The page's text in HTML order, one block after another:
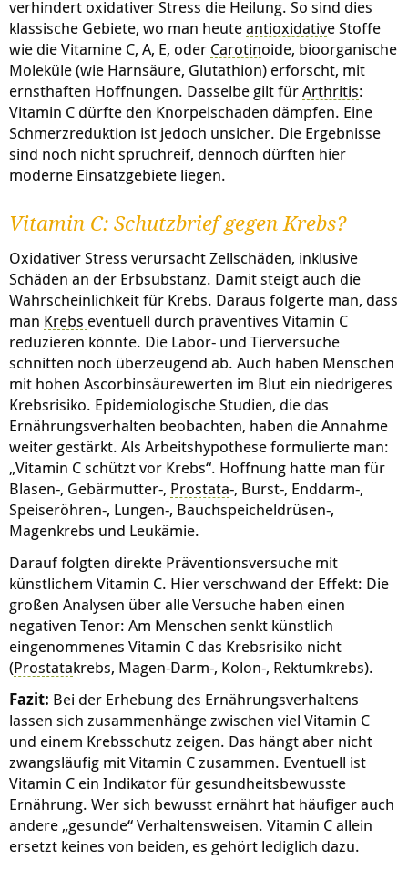
verhindert oxidativer Stress die Heilung. So sind dies
klassische Gebiete, wo man heuteantioxidative Stoffe
wie die Vitamine C, A, E, oder Carotinoide, bioorganische
Moleküle (wie Harnsäure, Glutathion) erforscht, mit
ernsthaften Hoffnungen. Dasselbe gilt fürArthritis:
Vitamin C dürfte den Knorpelschaden dämpfen. Eine
Schmerzreduktion ist jedoch unsicher. Die Ergebnisse
sind noch nicht spruchreif, dennoch dürften hier
moderne Einsatzgebiete liegen.
Vitamin C: Schutzbrief gegen Krebs?
Oxidativer Stress verursacht Zellschäden, inklusive
Schäden an der Erbsubstanz. Damit steigt auch die
Wahrscheinlichkeit für Krebs. Daraus folgerte man, dass
man Krebs eventuell durch präventives Vitamin C
reduzieren könnte. Die Labor- und Tierversuche
schnitten noch überzeugend ab. Auch haben Menschen
mit hohen Ascorbinsäurewerten im Blut ein niedrigeres
Krebsrisiko. Epidemiologische Studien, die das
Ernährungsverhalten beobachten, haben die Annahme
weiter gestärkt. Als Arbeitshypothese formulierte man:
„Vitamin C schützt vor Krebs“. Hoffnung hatte man für
Blasen-, Gebärmutter-, Prostata-, Burst-, Enddarm-,
Speiseröhren-, Lungen-, Bauchspeicheldrüsen-,
Magenkrebs und Leukämie.
Darauf folgten direkte Präventionsversuche mit
künstlichem Vitamin C. Hier verschwand der Effekt: Die
großen Analysen über alle Versuche haben einen
negativen Tenor: Am Menschen senkt künstlich
eingenommenes Vitamin C das Krebsrisiko nicht
(Prostatakrebs, Magen-Darm-, Kolon-, Rektumkrebs).
Fazit: Bei der Erhebung des Ernährungsverhaltens
lassen sich zusammenhänge zwischen viel Vitamin C
und einem Krebsschutz zeigen. Das hängt aber nicht
zwangsläufig mit Vitamin C zusammen. Eventuell ist
Vitamin C ein Indikator für gesundheitsbewusste
Ernährung. Wer sich bewusst ernährt hat häufiger auch
andere „gesunde“ Verhaltensweisen. Vitamin C allein
ersetzt keines von beiden, es gehört lediglich dazu.